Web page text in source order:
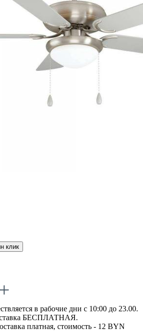
клик
в рабочие дни с 10:00 до 23.00.
БЕСПЛАТНАЯ.
платная, стоимость - 12 BYN